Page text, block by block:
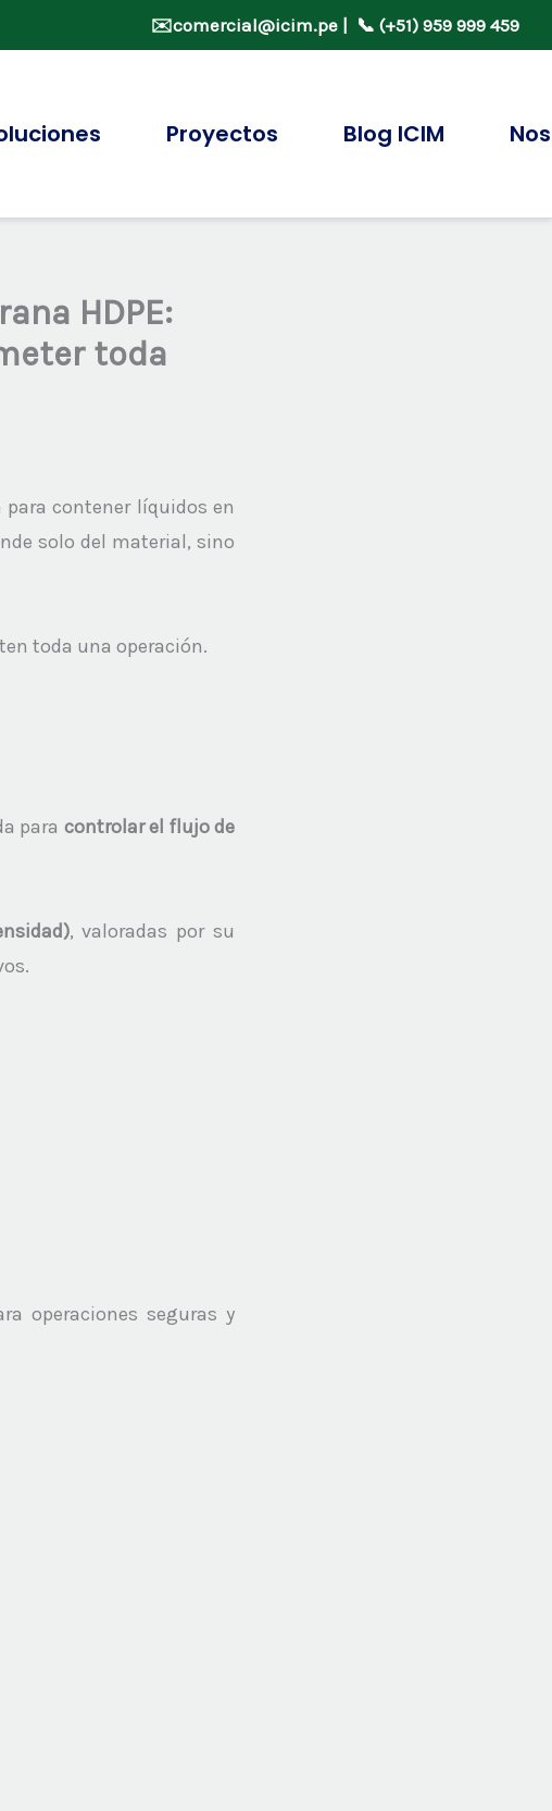
✉️comercial@icim.pe
| 📞 (+51) 959 999 459
Proyectos Blog ICIM
HDPE:
toda
contener líquidos en
solo del material, sino
toda una operación.
paracontrolar el flujo de
, valoradas por su
operaciones seguras y